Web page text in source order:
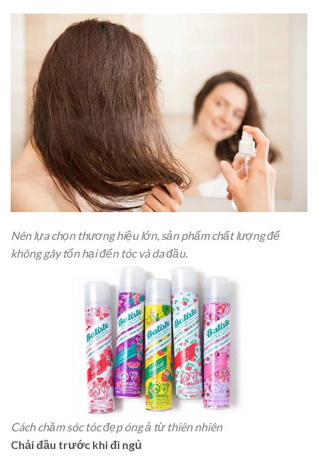
Nên lựa chọn thương hiệu lớn, sản phẩm chất lượng để
không gây tổn hại đến tóc và da đầu.
Cách chăm sóc tóc đẹp óng ả từ thiên nhiên
Chải đầu trước khi đi ngủ